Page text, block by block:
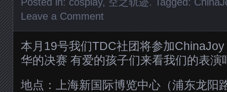
Leave a Comment
本月19号我们TDC社团将参加
华的决赛 有爱的孩子们来看我们的表演
地点：上海新国际博览中心（浦东龙阳